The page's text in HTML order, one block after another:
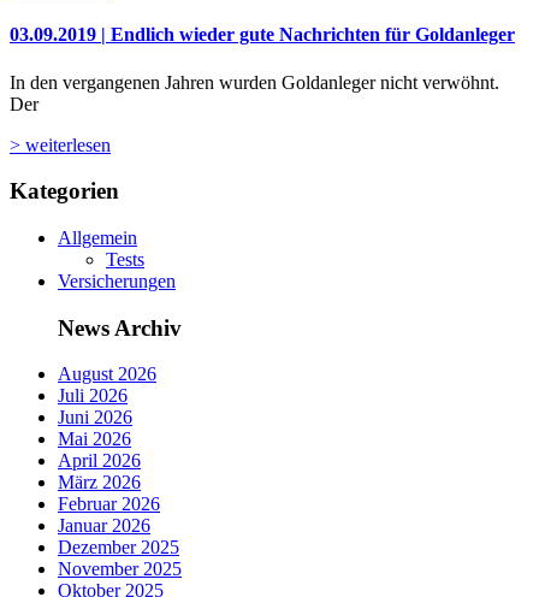
03.09.2019 | Endlich wieder gute Nachrichten für Goldanleger
In den vergangenen Jahren wurden Goldanleger nicht verwöhnt.
Der
> weiterlesen
Kategorien
Allgemein
Tests
Versicherungen
News Archiv
August 2026
Juli 2026
Juni 2026
Mai 2026
April 2026
März 2026
Februar 2026
Januar 2026
Dezember 2025
November 2025
Oktober 2025